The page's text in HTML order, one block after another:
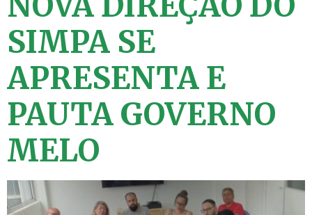
SIMPA SE
APRESENTA E
PAUTA GOVERNO
MELO